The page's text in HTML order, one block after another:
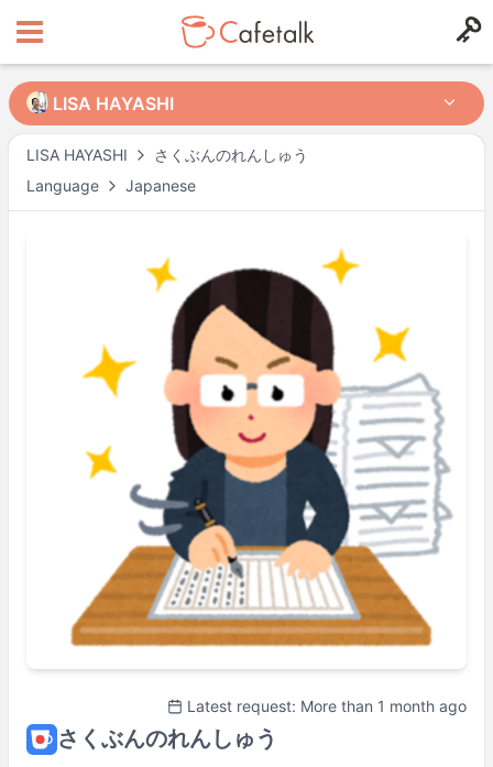
LISA HAYASHI
さくぶんのれんしゅう
Language
Japanese
Latest request: More than 1 month ago
さくぶんのれんしゅう
LISA HAYASHI
LISA HAYASHI
from in
1050 89
Mon 09:00
15:00
Wed
09:00
15:00
– 15:00
Actual availability may differ. Please check when you make a request.
time.
Tutor’s profile